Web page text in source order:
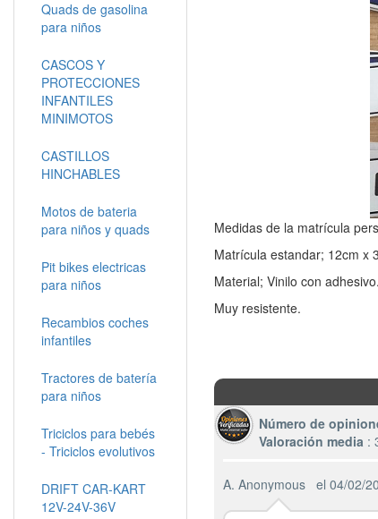
Medidas de la matrícula
Matrícula estandar; 12cm x
Material; Vinilo con adhesivo.
Muy resistente.
Número de
Valoración media :
A. Anonymous el 04/02/
Quads de gasolina
para niños
CASCOS Y
PROTECCIONES
INFANTILES
MINIMOTOS
CASTILLOS
HINCHABLES
Motos de bateria
para niños y quads
Pit bikes electricas
para niños
Recambios coches
infantiles
Tractores de batería
para niños
Triciclos para bebés
- Triciclos evolutivos
DRIFT CAR-KART
12V-24V-36V